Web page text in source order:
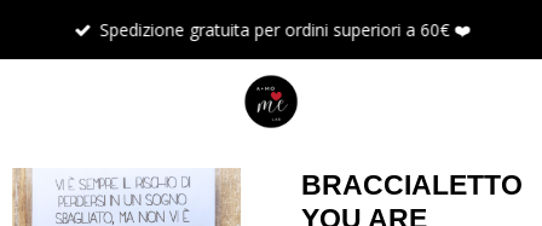
Spedizione gratuita per ordini superiori a 60€ ❤️
BRACCIALETTO
YOU ARE